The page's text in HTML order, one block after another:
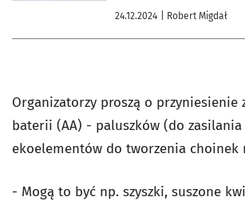
24.12.2024 | Robert Migdał
Organizatorzy proszą o przyniesienie
baterii (AA) - paluszków (do zasilania
ekoelementów do tworzenia choinek
- Mogą to być np. szyszki, suszone